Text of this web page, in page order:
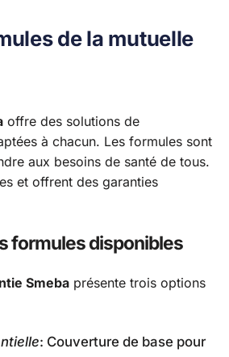
de la mutuelle
offre des solutions de
à chacun. Les formules sont
aux besoins de santé de tous.
et offrent des garanties
formules disponibles
Smeba présente trois options
: Couverture de base pour